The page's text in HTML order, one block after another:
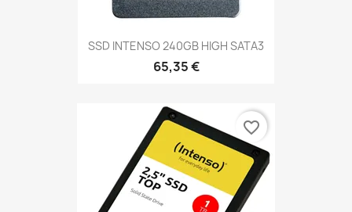
SSD INTENSO 240GB HIGH SATA3
65,35 €
favorite_border